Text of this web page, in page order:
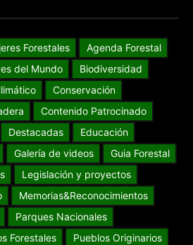
Forestales
Agenda Forestal
del Mundo
Biodiversidad
Conservación
Contenido Patrocinado
Destacadas
Educación
Galería de videos
Guia Forestal
Legislación y proyectos
Memorias&Reconocimientos
Parques Nacionales
Forestales
Pueblos Originarios